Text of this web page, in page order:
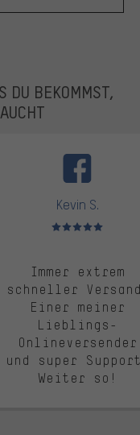
DU BEKOMMST,
Kevin S.
Bewertungen: 5 von 5
Immer extrem
schneller
Einer meiner
Lieblings-
Onlineversender
und super
Weiter so!